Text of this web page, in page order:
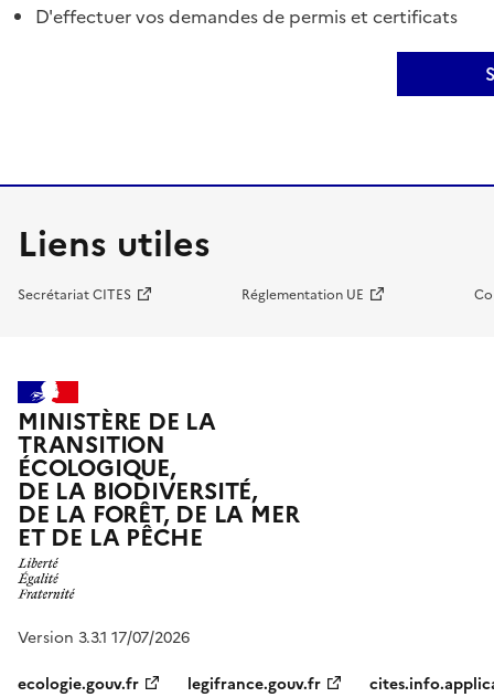
D'effectuer vos demandes de permis et certificats
Liens utiles
Secrétariat CITES Réglementation UE
MINISTÈRE DE LA
TRANSITION
ÉCOLOGIQUE,
DE LA BIODIVERSITÉ,
DE LA FORÊT, DE LA MER
ET DE LA PÊCHE
Version 3.3.1 17/07/2026
ecologie.gouv.fr
legifrance.gouv.fr